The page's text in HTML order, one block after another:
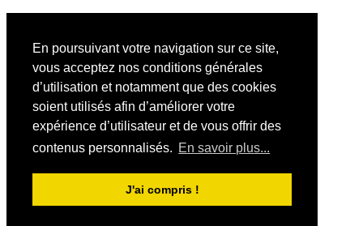
En poursuivant votre navigation sur ce site,
vous acceptez nos conditions générales
d’utilisation et notamment que des cookies
soient utilisés afin d’améliorer votre
expérience d’utilisateur et de vous offrir des
contenus personnalisés. En savoir plus...
J'ai compris !